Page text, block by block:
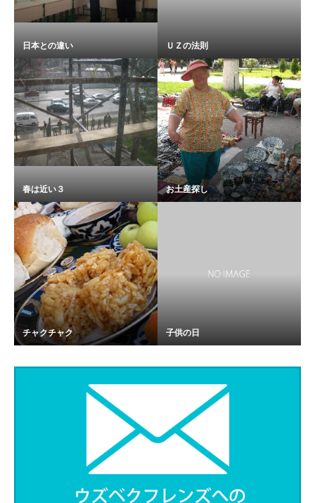
日本との違い ＵＺの法則
春は近い３ お土産探し
チャクチャク 子供の日